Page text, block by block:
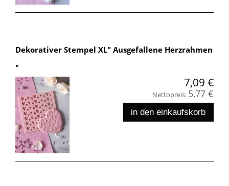
Dekorativer Stempel XL" Ausgefallene Herzrahmen
"
7,09 €
Nettopreis: 5,77 €
in den einkaufskorb